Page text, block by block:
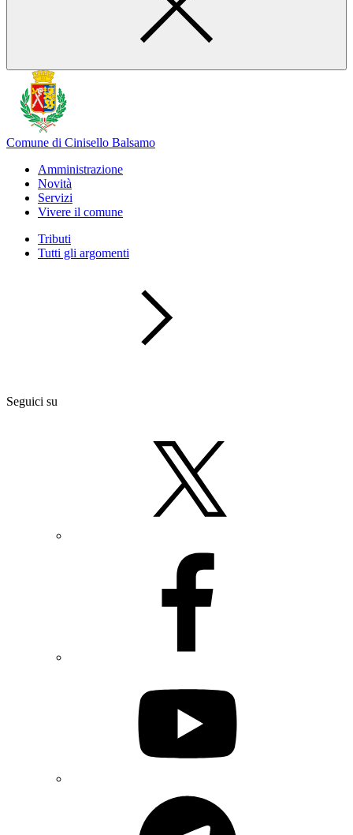
Comune di Cinisello Balsamo
Amministrazione
Novità
Servizi
Vivere il comune
Tributi
Tutti gli argomenti
Seguici su